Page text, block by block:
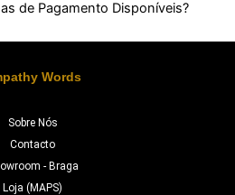
de Pagamento Disponíveis?
Words
Sobre Nós
Contacto
- Braga
Loja (MAPS)